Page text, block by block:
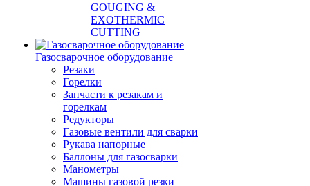
GOUGING &
EXOTHERMIC
CUTTING
Газосварочное оборудование
Резаки
Горелки
Запчасти к резакам и
горелкам
Редукторы
Газовые вентили для сварки
Рукава напорные
Баллоны для газосварки
Манометры
Машины газовой резки